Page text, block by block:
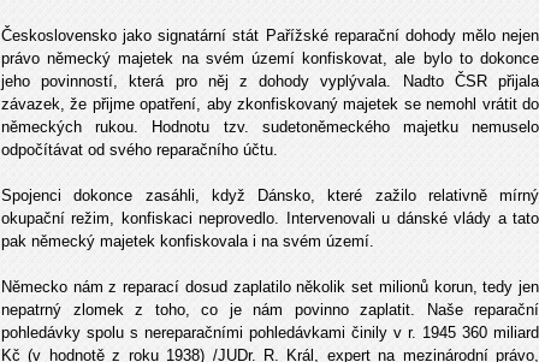
Československo jako signatární stát Pařížské reparační dohody mělo nejen
právo německý majetek na svém území konfiskovat, ale bylo to dokonce
jeho povinností, která pro něj z dohody vyplývala. Nadto ČSR přijala
závazek, že přijme opatření, aby zkonfiskovaný majetek se nemohl vrátit do
německých rukou. Hodnotu tzv. sudetoněmeckého majetku nemuselo
odpočítávat od svého reparačního účtu.
Spojenci dokonce zasáhli, když Dánsko, které zažilo relativně mírný
okupační režim, konfiskaci neprovedlo. Intervenovali u dánské vlády a tato
pak německý majetek konfiskovala i na svém území.
Německo nám z reparací dosud zaplatilo několik set milionů korun, tedy jen
nepatrný zlomek z toho, co je nám povinno zaplatit. Naše reparační
pohledávky spolu s nereparačními pohledávkami činily v r. 1945 360 miliard
Kč (v hodnotě z roku 1938) /JUDr. R. Král, expert na mezinárodní právo,